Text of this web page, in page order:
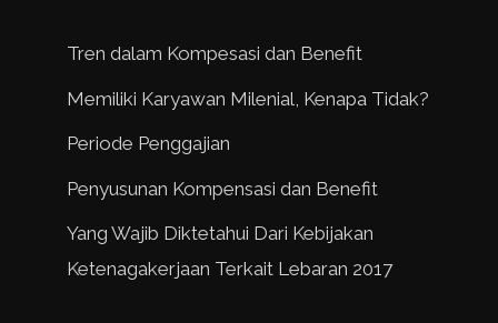
Tren dalam Kompesasi dan Benefit
Memiliki Karyawan Milenial, Kenapa Tidak?
Periode Penggajian
Penyusunan Kompensasi dan Benefit
Yang Wajib Diktetahui Dari Kebijakan
Ketenagakerjaan Terkait Lebaran 2017